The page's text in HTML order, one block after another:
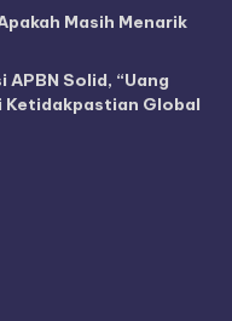
Masih Menarik
Solid, “Uang
Ketidakpastian Global